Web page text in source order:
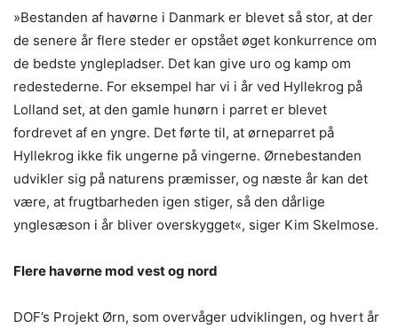
»Bestanden af havørne i Danmark er blevet så stor, at der
de senere år flere steder er opstået øget konkurrence om
de bedste ynglepladser. Det kan give uro og kamp om
redestederne. For eksempel har vi i år ved Hyllekrog på
Lolland set, at den gamle hunørn i parret er blevet
fordrevet af en yngre. Det førte til, at ørneparret på
Hyllekrog ikke fik ungerne på vingerne. Ørnebestanden
udvikler sig på naturens præmisser, og næste år kan det
være, at frugtbarheden igen stiger, så den dårlige
ynglesæson i år bliver overskygget«, siger Kim Skelmose.
Flere havørne mod vest og nord
DOF’s Projekt Ørn, som overvåger udviklingen, og hvert år